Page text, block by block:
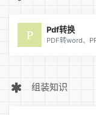
Pdf转换
组装知识